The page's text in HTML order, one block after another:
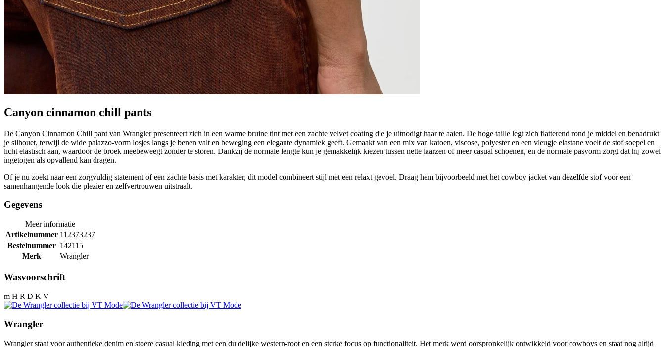
Canyon cinnamon chill pants
De Canyon Cinnamon Chill pant van Wrangler presenteert zich in een warme bruine tint met een zachte velvet coating die je uitnodigt haar te aaien. De hoge taille legt zich flatterend rond je middel en benadrukt
je silhouet, terwijl de wide palazzo-vorm losjes langs je benen valt en beweging een elegante dynamiek geeft. Gemaakt van een mix van katoen, viscose, polyester en een vleugje elastane voelt de stof soepel en
licht elastisch aan, waardoor de broek meebeweegt zonder te storen. Dankzij de normale lengte kun je gemakkelijk kiezen tussen nette laarzen of meer casual schoenen, en de normale pasvorm zorgt dat hij zowel
ingetogen als opvallend kan dragen.
Of je nu zoekt naar een zorgvuldig statement of een zachte basis met karakter, dit model combineert stijl met een relaxt gevoel. Draag hem bijvoorbeeld met het cowboy jacket van dezelfde stof voor een
samenhangende look die plezier en zelfvertrouwen uitstraalt.
Gegevens
Meer informatie
Artikelnummer 112373237
Bestelnummer 142115
Merk
Wrangler
Wasvoorschrift
m H R D K V
Wrangler
Wrangler staat voor authentieke denim en stoere casual kleding met een duidelijke western-root en een sterke focus op functionaliteit. Het merk werd oorspronkelijk ontwikkeld voor cowboys en staat nog altijd